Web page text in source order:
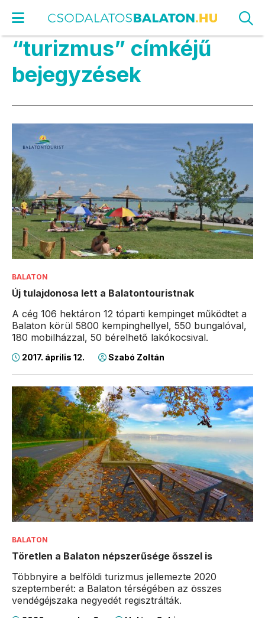
“turizmus” címkéjű
bejegyzések
BALATON
Új tulajdonosa lett a Balatontouristnak
A cég 106 hektáron 12 tóparti kempinget működtet a
Balaton körül 5800 kempinghellyel, 550 bungalóval,
180 mobilházzal, 50 bérelhető lakókocsival.
2017. április 12. Szabó Zoltán
BALATON
Töretlen a Balaton népszerűsége ősszel is
Többnyire a belföldi turizmus jellemezte 2020
szeptemberét: a Balaton térségében az összes
vendégéjszaka negyedét regisztrálták.